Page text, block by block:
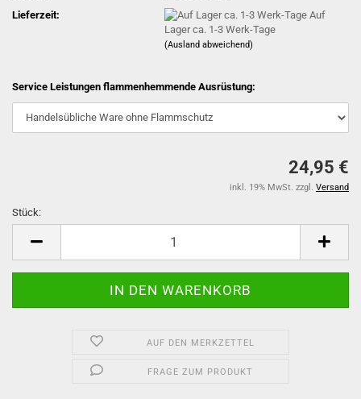
Lieferzeit:
Auf
Lager ca. 1-3 Werk-Tage
(Ausland abweichend)
Service Leistungen flammenhemmende Ausrüstung:
24,95 €
inkl. 19% MwSt. zzgl. Versand
Stück:
AUF DEN MERKZETTEL
FRAGE ZUM PRODUKT